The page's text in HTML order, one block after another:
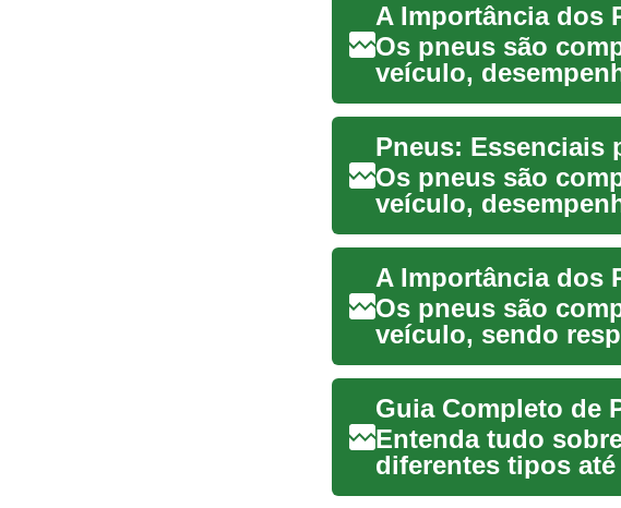
Os pneus são
veículo,
eficiência e co...
Os pneus são
veículo,
segurança,
Os pneus são
veículo, sendo
direto com o so...
Entenda tudo
diferentes tipos
manutenção.